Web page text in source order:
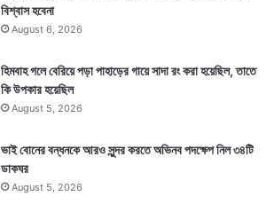
বিশ্বাস হবেনা
August 6, 2026
হিমবাহ গলে বেরিয়ে পড়া পাহাড়ের গায়ে সাদা রং করা হয়েছিল, তাতে
কি উপকার হয়েছিল
August 5, 2026
ভাই বোনের বন্ধনকে আরও সুন্দর করতে অভিনব পদক্ষেপ নিল ৩৪টি
ডাকঘর
August 5, 2026